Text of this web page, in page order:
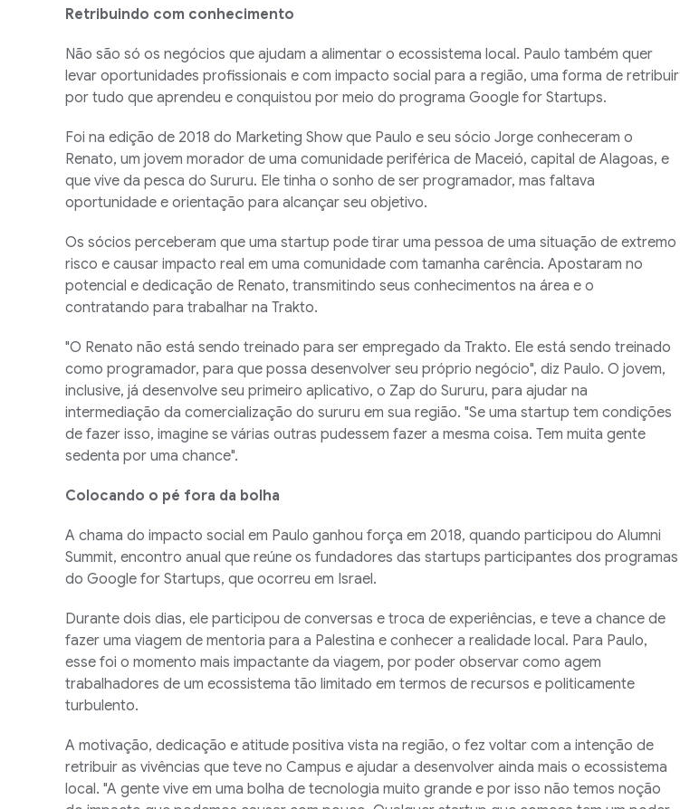
Retribuindo com conhecimento
Não são só os negócios que ajudam a alimentar o ecossistema local. Paulo também quer
levar oportunidades profissionais e com impacto social para a região, uma forma de retribuir
por tudo que aprendeu e conquistou por meio do programa Google for Startups.
Foi na edição de 2018 do Marketing Show que Paulo e seu sócio Jorge conheceram o
Renato, um jovem morador de uma comunidade periférica de Maceió, capital de Alagoas, e
que vive da pesca do Sururu. Ele tinha o sonho de ser programador, mas faltava
oportunidade e orientação para alcançar seu objetivo.
Os sócios perceberam que uma startup pode tirar uma pessoa de uma situação de extremo
risco e causar impacto real em uma comunidade com tamanha carência. Apostaram no
potencial e dedicação de Renato, transmitindo seus conhecimentos na área e o
contratando para trabalhar na Trakto.
"O Renato não está sendo treinado para ser empregado da Trakto. Ele está sendo treinado
como programador, para que possa desenvolver seu próprio negócio", diz Paulo. O jovem,
inclusive, já desenvolve seu primeiro aplicativo, o Zap do Sururu, para ajudar na
intermediação da comercialização do sururu em sua região. "Se uma startup tem condições
de fazer isso, imagine se várias outras pudessem fazer a mesma coisa. Tem muita gente
sedenta por uma chance".
Colocando o pé fora da bolha
A chama do impacto social em Paulo ganhou força em 2018, quando participou do Alumni
Summit, encontro anual que reúne os fundadores das startups participantes dos programas
do Google for Startups, que ocorreu em Israel.
Durante dois dias, ele participou de conversas e troca de experiências, e teve a chance de
fazer uma viagem de mentoria para a Palestina e conhecer a realidade local. Para Paulo,
esse foi o momento mais impactante da viagem, por poder observar como agem
trabalhadores de um ecossistema tão limitado em termos de recursos e politicamente
turbulento.
A motivação, dedicação e atitude positiva vista na região, o fez voltar com a intenção de
retribuir as vivências que teve no Campus e ajudar a desenvolver ainda mais o ecossistema
local. "A gente vive em uma bolha de tecnologia muito grande e por isso não temos noção